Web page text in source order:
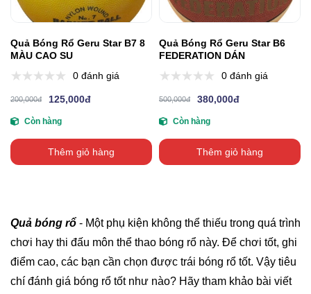
Quả Bóng Rổ Geru Star B7 8
MÀU CAO SU
0 đánh giá
200,000đ 125,000đ
Còn hàng
Thêm giỏ hàng
Quả Bóng Rổ Geru Star B6
FEDERATION DÁN
0 đánh giá
500,000đ 380,000đ
Còn hàng
Thêm giỏ hàng
Quả bóng rổ - Một phụ kiện không thể thiếu trong quá trình
chơi hay thi đấu môn thể thao bóng rổ này. Để chơi tốt, ghi
điểm cao, các bạn cần chọn được trái bóng rổ tốt. Vậy tiêu
chí đánh giá bóng rổ tốt như nào? Hãy tham khảo bài viết